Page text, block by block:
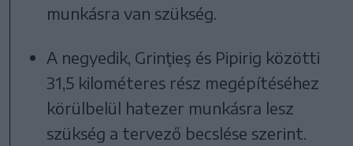
munkásra van szükség.
A negyedik, Grinţieş és Pipirig közötti
31,5 kilométeres rész megépítéséhez
körülbelül hatezer munkásra lesz
szükség a tervező becslése szerint.